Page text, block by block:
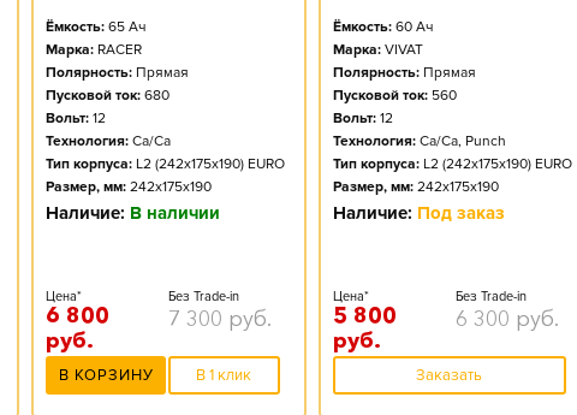
Ёмкость: 65 Ач
Марка: RACER
Полярность: Прямая
Пусковой ток: 680
Вольт: 12
Технология: Ca/Ca
Тип корпуса: L2 (242x175x190) EURO
Размер, мм: 242x175x190
Наличие: В наличии
Цена*
6 800
руб.
Без Trade-in
7 300 руб.
В КОРЗИНУ В 1 клик
Ёмкость: 60Ач
Марка: VIVAT
Полярность: Прямая
Пусковой ток: 560
Вольт: 12
Технология: Ca/Ca, Punch
Тип корпуса: L2 (242x175x190) EURO
Размер, мм: 242x175x190
Наличие: Под заказ
Цена*
5 800
руб.
Без Trade-in
6 300 руб.
Заказать